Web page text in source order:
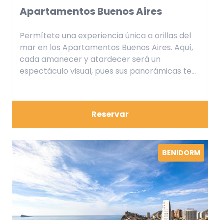
Apartamentos Buenos Aires
Permítete una experiencia única a orillas del
mar en los Apartamentos Buenos Aires. Aquí,
cada amanecer y atardecer será un
espectáculo visual, pues sus panorámicas te
estancia inigualable.Reservar
BENIDORM